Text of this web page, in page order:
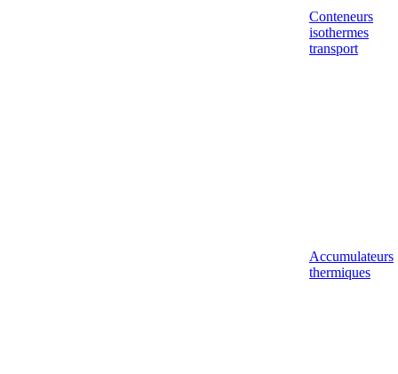
Conteneurs
isothermes
transport
Accumulateurs
thermiques